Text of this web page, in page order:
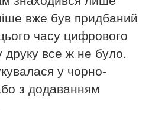
вже був придбаний
часу цифрового
друку все ж не було.
у чорно-
з додаванням